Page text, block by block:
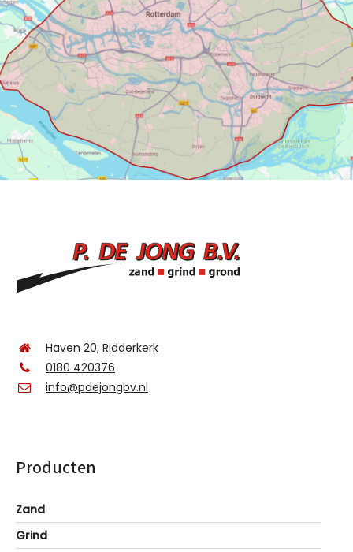
Haven 20, Ridderkerk
0180 420376
info@pdejongbv.nl
Producten
Zand
Grind